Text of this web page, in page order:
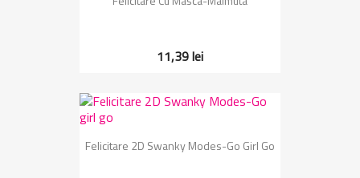
11,39 lei
Felicitare 2D Swanky Modes-Go Girl Go